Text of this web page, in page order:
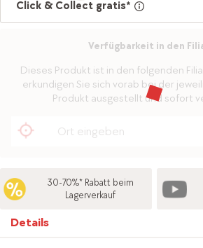
Click & Collect gratis*
Verfügbarkeit in den
Dieses Produkt ist in den folgenden
erkundigen Sie sich vorab bei der
Produkt ausgestellt und sofort
30-70%* Rabatt beim
Lagerverkauf
Details